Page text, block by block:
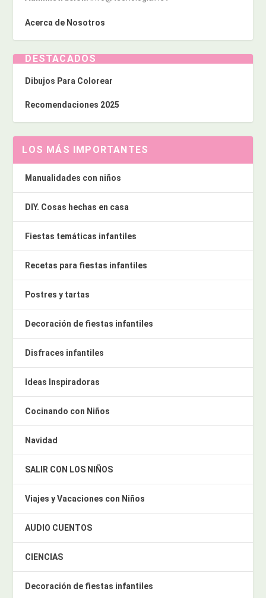
Acerca de Nosotros
DESTACADOS
Dibujos Para Colorear
Recomendaciones 2025
LOS MÁS IMPORTANTES
Manualidades con niños
DIY. Cosas hechas en casa
Fiestas temáticas infantiles
Recetas para fiestas infantiles
Postres y tartas
Decoración de fiestas infantiles
Disfraces infantiles
Ideas Inspiradoras
Cocinando con Niños
Navidad
SALIR CON LOS NIÑOS
Viajes y Vacaciones con Niños
AUDIO CUENTOS
CIENCIAS
Decoración de fiestas infantiles